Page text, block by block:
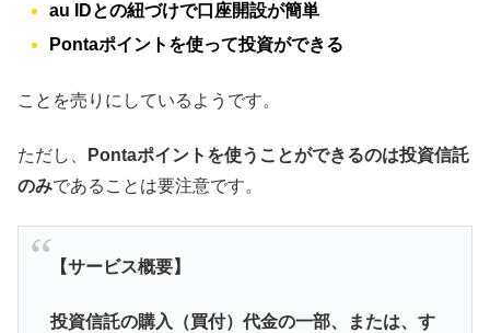
au IDとの紐づけで口座開設が簡単
Pontaポイントを使って投資ができる
ことを売りにしているようです。
ただし、
Pontaポイントを使うことができるのは投資信託
のみであることは要注意です。
【サービス概要】
投資信託の購入（買付）代金の一部、または、す